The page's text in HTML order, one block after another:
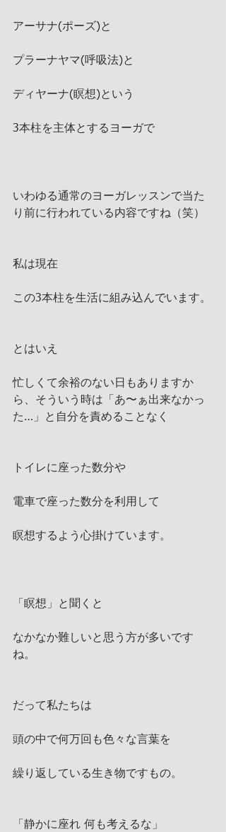
アーサナ(ポーズ)と
プラーナヤマ(呼吸法)と
ディヤーナ(瞑想)という
3本柱を主体とするヨーガで
いわゆる通常のヨーガレッスンで当た
り前に行われている内容ですね（笑）
私は現在
この3本柱を生活に組み込んでいます。
とはいえ
忙しくて余裕のない日もありますか
ら、そういう時は「あ〜ぁ出来なかっ
た…」と自分を責めることなく
トイレに座った数分や
電車で座った数分を利用して
瞑想するよう心掛けています。
「瞑想」と聞くと
なかなか難しいと思う方が多いです
ね。
だって私たちは
頭の中で何万回も色々な言葉を
繰り返している生き物ですもの。
「静かに座れ 何も考えるな」